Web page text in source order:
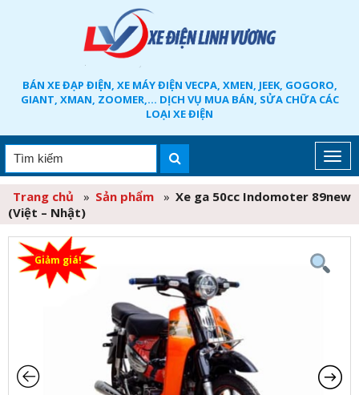
BÁN XE ĐẠP ĐIỆN, XE MÁY ĐIỆN VECPA, XMEN, JEEK, GOGORO,
GIANT, XMAN, ZOOMER,... DỊCH VỤ MUA BÁN, SỬA CHỮA CÁC
LOẠI XE ĐIỆN
Trang chủ » Sản phẩm » Xe ga 50cc Indomoter 89new
(Việt – Nhật)
Giảm giá!